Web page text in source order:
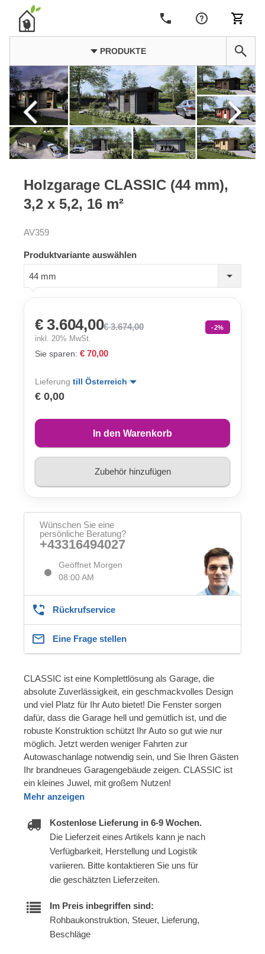
PRODUKTE
Holzgarage CLASSIC (44 mm),
3,2 x 5,2, 16 m²
AV359
Produktvariante auswählen
44 mm
€ 3.604,00€ 3.674,00 -2%
inkl. 20% MwSt.
Sie sparen: € 70,00
Lieferung till Österreich
€ 0,00
In den Warenkorb
Zubehör hinzufügen
Wünschen Sie eine
persönliche Beratung?
+43316494027
Geöffnet Morgen
08:00 AM
Rückrufservice
Eine Frage stellen
CLASSIC ist eine Komplettlösung als Garage, die
absolute Zuverlässigkeit, ein geschmackvolles Design
und viel Platz für Ihr Auto bietet! Die Fenster sorgen
dafür, dass die Garage hell und gemütlich ist, und die
robuste Konstruktion schützt Ihr Auto so gut wie nur
möglich. Jetzt werden weniger Fahrten zur
Autowaschanlage notwendig sein, und Sie Ihren Gästen
Ihr brandneues Garagengebäude zeigen. CLASSIC ist
ein kleines Juwel, mit großem Nutzen!
Mehr anzeigen
Kostenlose Lieferung in 6-9 Wochen.
Die Lieferzeit eines Artikels kann je nach
Verfügbarkeit, Herstellung und Logistik
variieren. Bitte kontaktieren Sie uns für
die geschätzten Lieferzeiten.
Im Preis inbegriffen sind:
Rohbaukonstruktion, Steuer, Lieferung,
Beschläge